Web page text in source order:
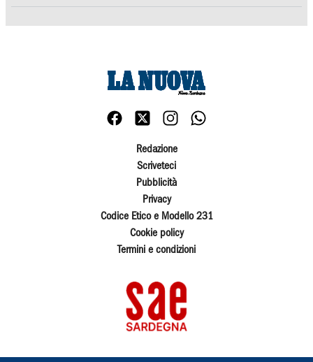
Redazione
Scriveteci
Pubblicità
Privacy
Codice Etico e Modello 231
Cookie policy
Termini e condizioni